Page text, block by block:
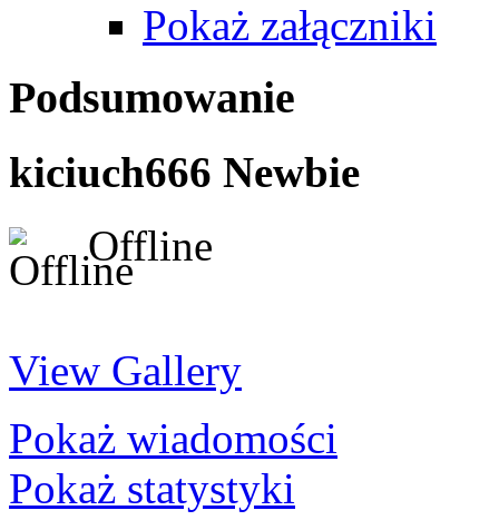
Pokaż załączniki
Podsumowanie
kiciuch666 Newbie
Offline
View Gallery
Pokaż wiadomości
Pokaż statystyki